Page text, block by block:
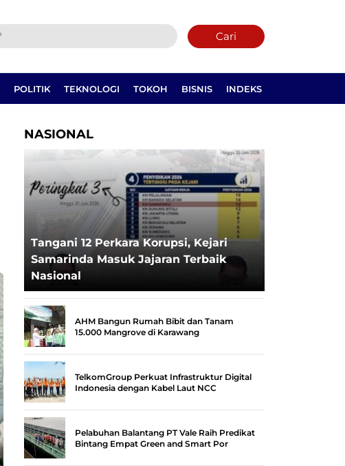
Cari
POLITIK TEKNOLOGI TOKOH BISNIS INDEKS
NASIONAL
Tangani 12 Perkara Korupsi, Kejari
Samarinda Masuk Jajaran Terbaik
Nasional
AHM Bangun Rumah Bibit dan Tanam
15.000 Mangrove di Karawang
TelkomGroup Perkuat Infrastruktur Digital
Indonesia dengan Kabel Laut NCC
Pelabuhan Balantang PT Vale Raih Predikat
Bintang Empat Green and Smart Por